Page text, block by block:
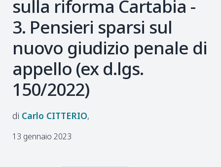
sulla riforma Cartabia -
3. Pensieri sparsi sul
nuovo giudizio penale di
appello (ex d.lgs.
150/2022)
Carlo CITTERIO
13 gennaio 2023